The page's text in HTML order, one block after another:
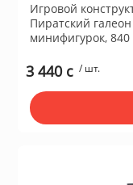
Игровой
Пиратский
минифигурок, 840
3 440 c / шт.